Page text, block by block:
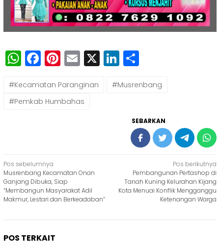
WhatsApp
Facebook
Pinterest
Email
X LinkedIn
#Kecamatan Paranginan
#Musrenbang
#Pemkab Humbahas
SEBARKAN
Navigasi
pos
Pos sebelumnya
Musrenbang Kecamatan Onan
Ganjang Dibuka, Siap
“Membangun Masyarakat Adil
Makmur, Lestari dan Berkeadaban”
Pos berikutnya
Pembangunan Pertashop di
Tanah Kuning Kelurahan Kijang
Kota Menuai Konflik Mengganggu
Ketenangan Warga
POS TERKAIT